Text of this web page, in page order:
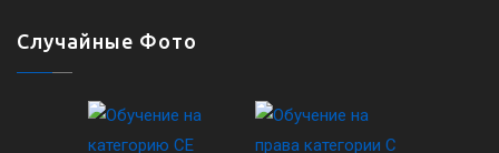
Случайные Фото